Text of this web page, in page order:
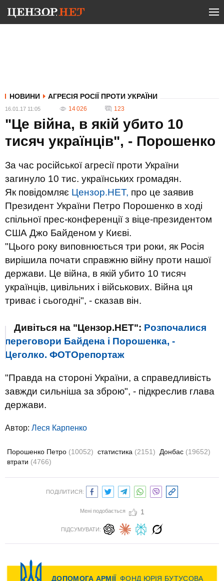
НОВИНИ АГРЕСІЯ РОСІЇ ПРОТИ УКРАЇНИ
16.01.17 11:05 14 026 123
"Це війна, в якій убито 10
тисяч українців", - Порошенко
За час російської агресії проти України
загинуло 10 тис. українських громадян.
Як повідомляє Цензор.НЕТ, про це заявив
Президент України Петро Порошенко в ході
спільної прес-конференції з віце-президентом
США Джо Байденом у Києві.
"Цього року виповнюється три роки, як Росія
вирішила почати справжню війну проти нашої
держави. Це війна, в якій убито 10 тисяч
українців, цивільних і військових. Війна ця
триває і сьогодні", - сказав він.
Дивіться на "Цензор.НЕТ": Розпочалися
переговори Байдена і Порошенка, -
Цеголко. ФОТОрепортаж
"Правда на стороні України, а справедливість
завжди сильніша за зброю", - підкреслив глава
держави.
Автор: Леся Карпенко
Порошенко Петро (10052) статистика (2151) Донбас (19652)
втрати (4766)
ПОДІЛИТИСЯ:
Мені подобається 1
ПІДСУМУВАТИ: